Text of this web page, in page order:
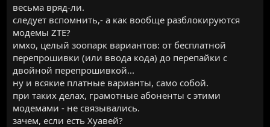
весьма вряд-ли.
следует вспомнить,- а как вообще разблокируются
модемы ZTE?
имхо, целый зоопарк вариантов: от бесплатной
перепрошивки (или ввода кода) до перепайки с
двойной перепрошивкой...
ну и всякие платные варианты, само собой.
при таких делах, грамотные абоненты с этими
модемами - не связывались.
зачем, если есть Хуавей?